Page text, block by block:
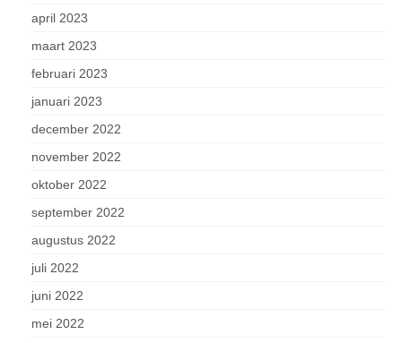
april 2023
maart 2023
februari 2023
januari 2023
december 2022
november 2022
oktober 2022
september 2022
augustus 2022
juli 2022
juni 2022
mei 2022